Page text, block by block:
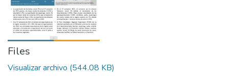
Files
Visualizar archivo (544.08 KB)